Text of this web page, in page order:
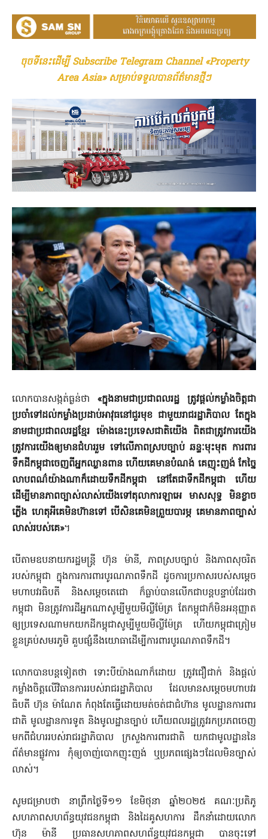
ចុចទីនេះដើម្បី Subscribe Telegram Channel «Property
Area Asia» សម្រាប់ទទួលបានព័ត៌មានថ្មីៗ
លោកបានសង្កត់ធ្ងន់ថា «ក្នុងនាមជាប្រជាពលរដ្ឋ ត្រូវផ្ដល់កម្លាំងចិត្តជា
ប្រចាំទៅដល់កម្លាំងប្រដាប់អាវុធនៅជួរមុខ ជាមួយរាជរដ្ឋាភិបាល តែក្នុង
នាមជាប្រជាពលរដ្ឋខ្មែរ ម៉ោងនេះប្រទេសជាតិយើង ពិតជាត្រូវការយើង
ត្រូវការយើងឲ្យមានជំហររួម ទៅលើភាពស្របច្បាប់ ឆន្ទៈមុះមុត ការពារ
ទឹកដីកម្ពុជាចេញពីអ្នកឈ្លានពាន ហើយគេមានបំណង់ គេញុះញង់ កែច្នៃ
លាបពណ៌យ៉ាងណាក៏ដោយទឹកដីកម្ពុជា នៅតែជាទឹកដីកម្ពុជា ហើយ
ដើម្បីមានភាពច្បាស់លាស់យើងទៅតុលាការឡាអេ មាសសុទ្ធ មិនខ្លាច
ភ្លើង ហេតុអីគេមិនហ៊ានទៅ បើសិនគេមិនព្រួយបារម្ភ គេមានភាពច្បាស់
លាស់របស់គេ»។
បើតាមឧបនាយករដ្ឋមន្ដ្រី ហ៊ុន ម៉ានី, ភាពស្របច្បាប់ និងភាពសុចរិត
របស់កម្ពុជា ក្នុងការការពារបូរណភាពទឹកដី ដូចការប្រកាសរបស់សម្ដេច
មហាបវរធិបតី និងសម្ដេចតេជោ ក៏ធ្លាប់បានលើកជាបន្ដបន្ទាប់ដែរថា
កម្ពុជា មិនត្រូវការដីអ្នកណាសូម្បីមួយមីល្លីម៉ែត្រ តែកម្ពុជាក៏មិនអនុញ្ញាត
ឲ្យប្រទេសណាមកយកដីកម្ពុជាសូម្បីមួយមីល្លីម៉ែត្រ ហើយកម្ពុជាត្រៀម
ខ្លួនគ្រប់សមរភូមិ គួបផ្សំនឹងយោធាដើម្បីការពារបូរណភាពទឹកដី។
លោកបានបន្ដទៀតថា ទោះបីយ៉ាងណាក៏ដោយ ត្រូវជឿជាក់ និងផ្ដល់
កម្លាំងចិត្តលើវិធានការរបស់រាជរដ្ឋាភិបាល ដែលមានសម្ដេចមហាបវរ
ធិបតី ហ៊ុន ម៉ាណែត កំពុងតែធ្វើដោយមត់ចត់ជាជំហ៊ាន មូលដ្ឋានការពារ
ជាតិ មូលដ្ឋានការទូត និងមូលដ្ឋានច្បាប់ ហើយពលរដ្ឋត្រូវរកប្រភពចេញ
មកពីជំហររបស់រាជរដ្ឋាភិបាល ក្រសួងការពារជាតិ យកជាមូលដ្ឋាននៃ
ព័ត៌មានផ្លូវការ កុំឲ្យចាញ់បោកញុះញង់ ឬប្រភពផ្សេងៗដែលមិនច្បាស់
លាស់។
សូមជម្រាបថា នាព្រឹកថ្ងៃទី១១ ខែមិថុនា ឆ្នាំ២០២៥ គណៈប្រតិភូ
សហភាពសហព័ន្ធយុវជនកម្ពុជា និងដៃគូសហការ ដឹកនាំដោយលោក
ហ៊ុន ម៉ានី ប្រធានសហភាពសហព័ន្ធយុវជនកម្ពុជា បានចុះទៅ